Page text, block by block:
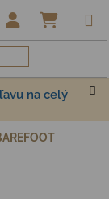
na celý